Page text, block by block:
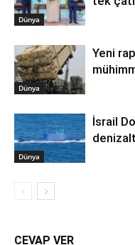
Dünya
Dünya
Yeni
Dünya
İsrail
CEVAP VER